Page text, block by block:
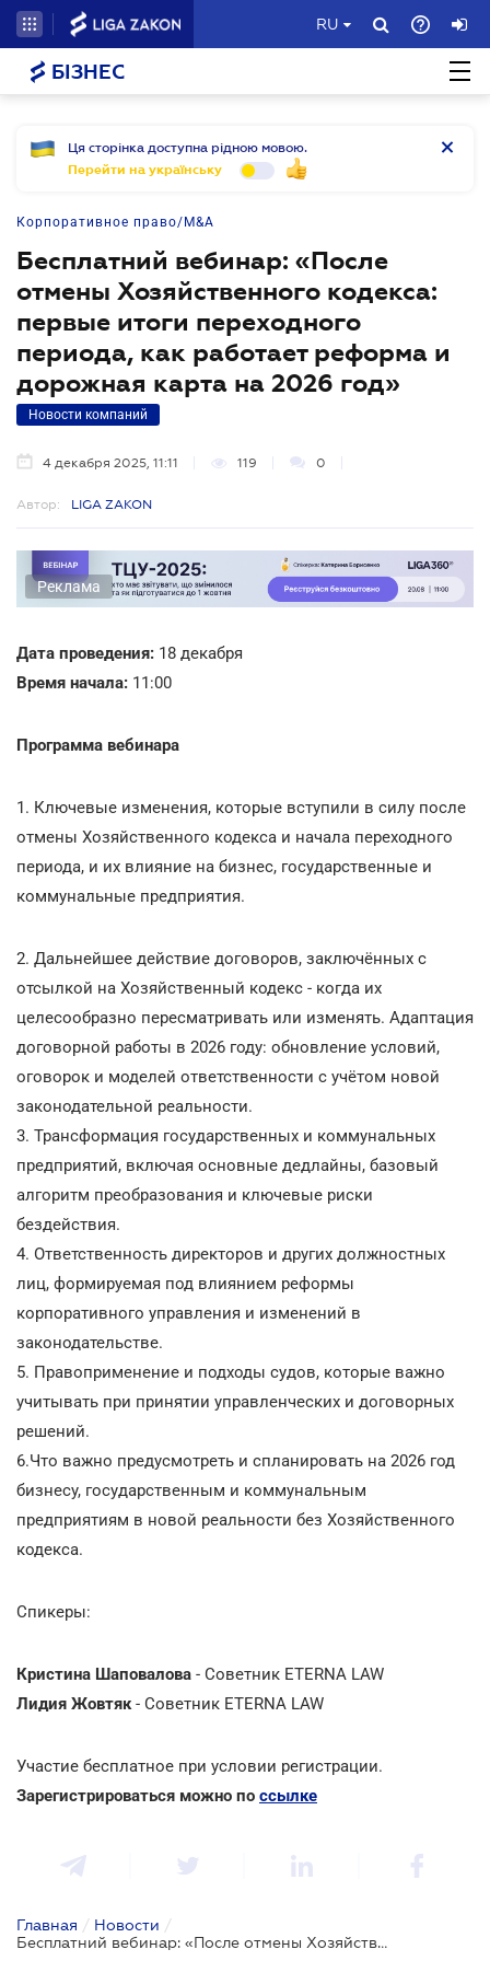
RU
БІЗНЕС
Ця сторінка доступна рідною мовою.
Перейти на українську
Корпоративное право/M&A
Бесплатний вебинар: «После
отмены Хозяйственного кодекса:
первые итоги переходного
периода, как работает реформа и
дорожная карта на 2026 год»
Новости компаний
4 декабря 2025, 11:11 119 0
Автор: LIGA ZAKON
Реклама
Дата проведения: 18 декабря
Время начала: 11:00
Программа вебинара
1. Ключевые изменения, которые вступили в силу после
отмены Хозяйственного кодекса и начала переходного
периода, и их влияние на бизнес, государственные и
коммунальные предприятия.
2. Дальнейшее действие договоров, заключённых с
отсылкой на Хозяйственный кодекс - когда их
целесообразно пересматривать или изменять. Адаптация
договорной работы в 2026 году: обновление условий,
оговорок и моделей ответственности с учётом новой
законодательной реальности.
3. Трансформация государственных и коммунальных
предприятий, включая основные дедлайны, базовый
алгоритм преобразования и ключевые риски
бездействия.
4. Ответственность директоров и других должностных
лиц, формируемая под влиянием реформы
корпоративного управления и изменений в
законодательстве.
5. Правоприменение и подходы судов, которые важно
учитывать при принятии управленческих и договорных
решений.
6.Что важно предусмотреть и спланировать на 2026 год
бизнесу, государственным и коммунальным
предприятиям в новой реальности без Хозяйственного
кодекса.
Спикеры:
Кристина Шаповалова - Советник ETERNA LAW
Лидия Жовтяк- Советник ETERNA LAW
Участие бесплатное при условии регистрации.
Зарегистрироваться можно по ссылке
Главная / Новости /
Бесплатний вебинар: «После отмены Хозяйственного кодекса: первые итоги переходного периода, как работает реформа и дорожная карта на 2026 год»